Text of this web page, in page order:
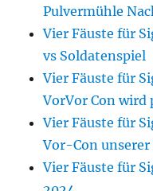
Pulvermühle
Vier Fäuste für
vs Soldatenspiel
Vier Fäuste für
VorVor Con wird
Vier Fäuste für
Vor-Con unserer
Vier Fäuste für